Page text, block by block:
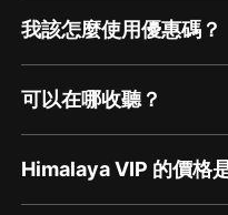
我該怎麼使用優惠碼？
可以在哪收聽？
Himalaya VIP 的價格